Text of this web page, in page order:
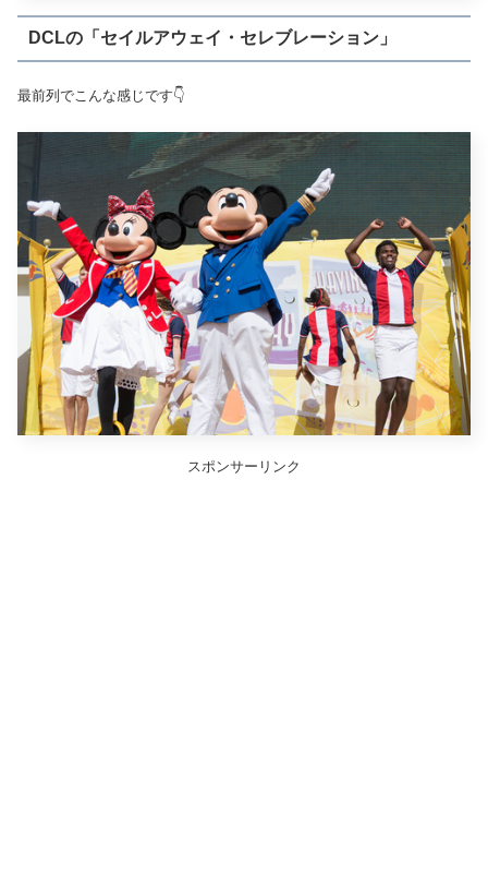
DCLの「セイルアウェイ・セレブレーション」
最前列でこんな感じです👇
スポンサーリンク